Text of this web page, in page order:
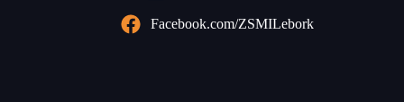
Facebook.com/ZSMILebork